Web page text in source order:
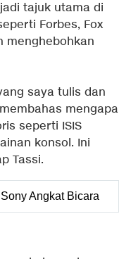
tajuk utama di
Forbes, Fox
menghebohkan
saya tulis dan
mengapa
seperti ISIS
konsol. Ini
Tassi.
Angkat Bicara